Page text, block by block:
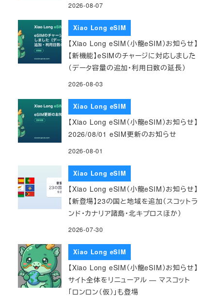
2026-08-07
Xiao Long eSIM
【Xiao Long eSIM（小龍eSIM）お知らせ】
【新機能】eSIMのチャージに対応しました
（データ容量の追加・利用日数の延長）
2026-08-03
Xiao Long eSIM
【Xiao Long eSIM（小龍eSIM）お知らせ】
2026/08/01 eSIM更新のお知らせ
2026-08-01
Xiao Long eSIM
【Xiao Long eSIM（小龍eSIM）お知らせ】
【新登場】23の国と地域を追加（スコットラ
ンド・カナリア諸島・北キプロスほか）
2026-07-30
Xiao Long eSIM
【Xiao Long eSIM（小龍eSIM）お知らせ】
サイト全体をリニューアル — マスコット
「ロンロン（仮）」も登場